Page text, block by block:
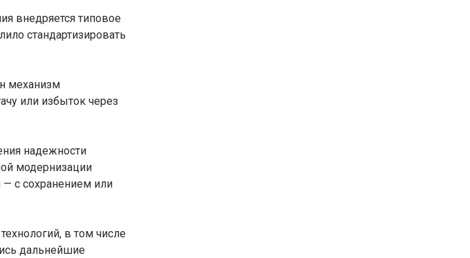
внедряется типовое
стандартизировать
механизм
или избыток через
надежности
модернизации
с сохранением или
в том числе
дальнейшие